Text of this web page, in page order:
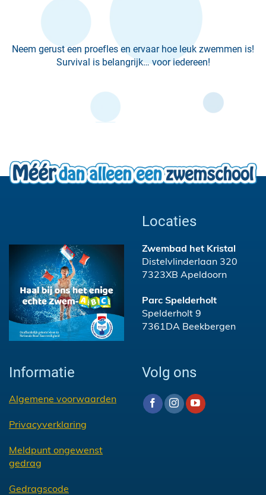
Neem gerust een proefles en ervaar hoe leuk zwemmen is!
Survival is belangrijk… voor iedereen!
Locaties
Zwembad het Kristal
Distelvlinderlaan 320
7323XB Apeldoorn
Parc Spelderholt
Spelderholt 9
7361DA Beekbergen
Informatie
Algemene voorwaarden
Privacyverklaring
Meldpunt ongewenst
gedrag
Gedragscode
Volg ons